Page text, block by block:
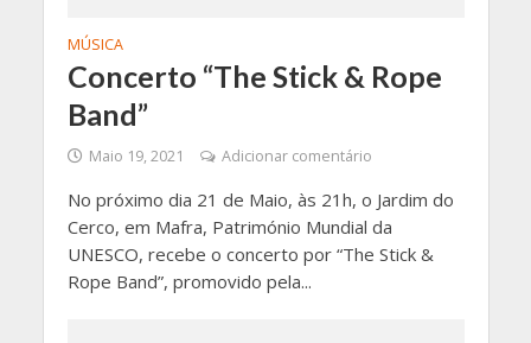
MÚSICA
Concerto “The Stick & Rope
Band”
Maio 19, 2021 Adicionar comentário
No próximo dia 21 de Maio, às 21h, o Jardim do
Cerco, em Mafra, Património Mundial da
UNESCO, recebe o concerto por “The Stick &
Rope Band”, promovido pela...